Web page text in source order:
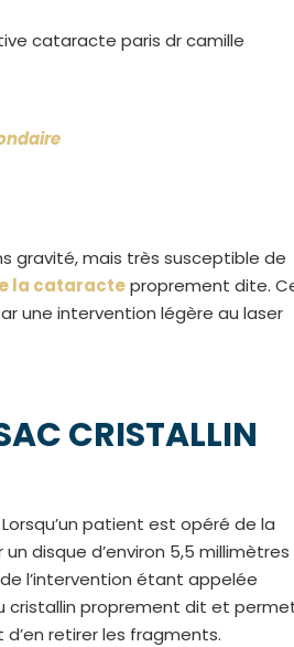
gravité, mais très susceptible de
la cataracteproprement dite.
une intervention légère au laser
CRISTALLIN
patient est opéré de la
disque d’environ 5,5 millimètres
l’intervention étant appelée
cristallin proprement dit et
d’en retirer les fragments.